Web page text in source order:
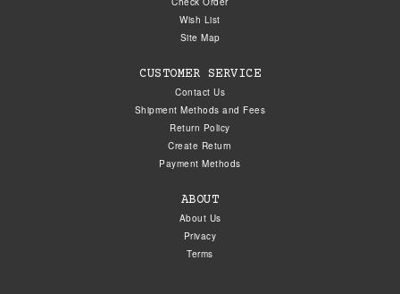
Wish List
Site Map
CUSTOMER SERVICE
Contact Us
Shipment Methods and Fees
Return Policy
Create Return
Payment Methods
ABOUT
About Us
Privacy
Terms